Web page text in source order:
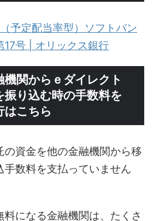
予定配当率型）ソフトバン
17号 | オリックス銀行
機関からｅダイレクト
振り込む時の手数料を
はこちら
の資金を他の金融機関から移
数料を支払っていません
になる金融機関は、たくさ